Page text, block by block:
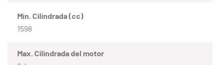
Mín. Cilindrada (cc)
1598
Max. Cilindrada del motor